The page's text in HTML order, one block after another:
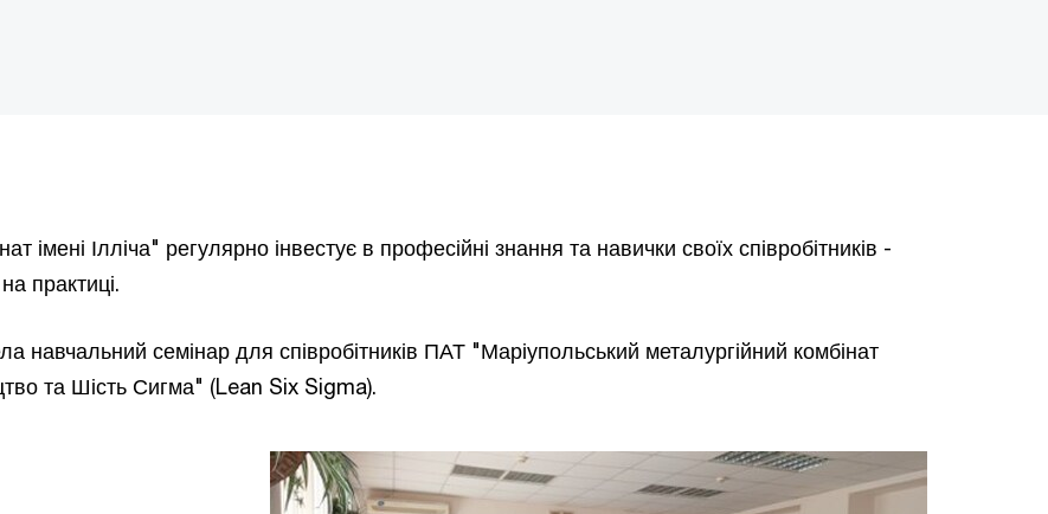
імені Ілліча" регулярно інвестує в професійні знання та навички своїх співробітників -
практиці.
навчальний семінар для співробітників ПАТ "Маріупольський металургійний комбінат
та Шість Сигма" (Lean Six Sigma).